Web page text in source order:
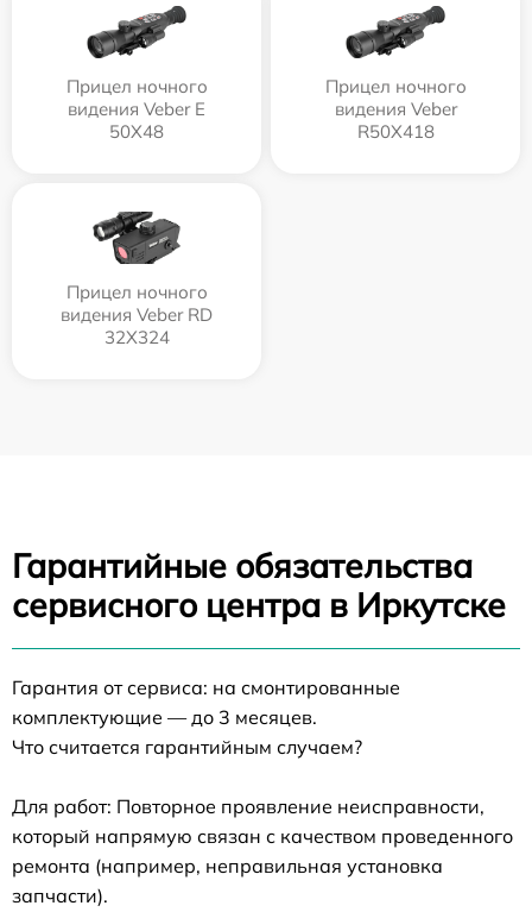
Прицел ночного
видения Veber E
50X48
Прицел ночного
видения Veber
R50X418
Прицел ночного
видения Veber RD
32X324
Гарантийные обязательства
сервисного центра в Иркутске
Гарантия от сервиса: на смонтированные
комплектующие — до 3 месяцев.
Что считается гарантийным случаем?
Для работ: Повторное проявление неисправности,
который напрямую связан с качеством проведенного
ремонта (например, неправильная установка
запчасти).